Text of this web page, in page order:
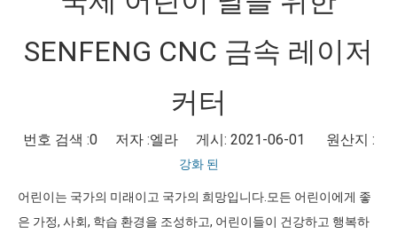
SENFENG CNC 금속 레이저
커터
번호 검색 :0저자 :엘라 게시: 2021-06-01 원산지 :
강화 된
어린이는 국가의 미래이고 국가의 희망입니다.모든 어린이에게 좋
은 가정, 사회, 학습 환경을 조성하고, 어린이들이 건강하고 행복하